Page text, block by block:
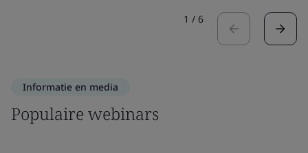
1 / 6
Informatie en media
Populaire webinars